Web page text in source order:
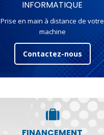
INFORMATIQUE
Prise en main à distance de votre
machine
Contactez-nous